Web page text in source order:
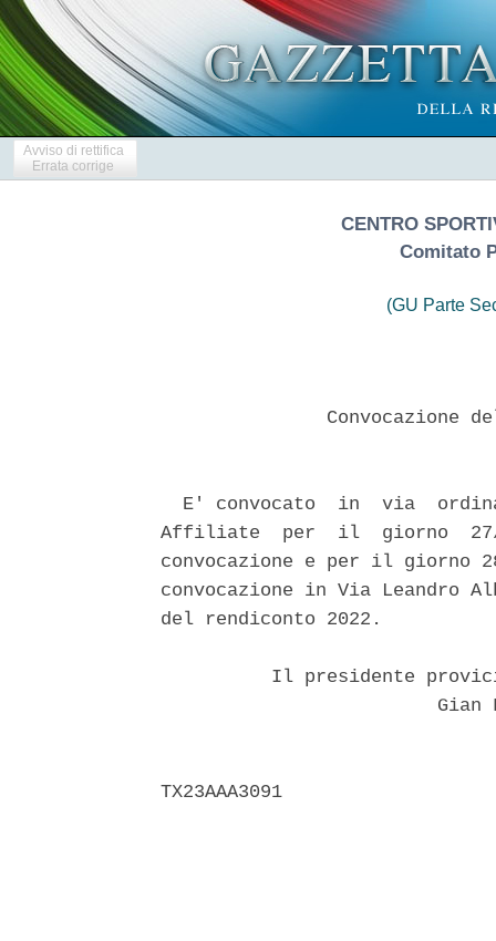
Avviso di rettifica
Errata corrige
CENTRO
Comitato
(GU Parte
Convocazione
E' convocato  in  via
Affiliate  per  il  giorno  27/
convocazione e per il giorno
convocazione in Via Leandro
del rendiconto 2022.
Il presidente